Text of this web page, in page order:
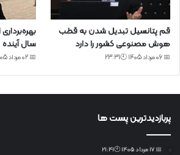
قم پتانسیل تبدیل شدن به قطب
هوش مصنوعی کشور را دارد
📅 06 مرداد 1405 🕙23:31
سال آینده
📅 02 مرداد 1405 🕙18:47
پربازدیدترین پست ها
📅 17 مرداد 1405 🕙21:41